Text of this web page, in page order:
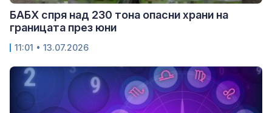
БАБХ спря над 230 тона опасни храни на
границата през юни
11:01 • 13.07.2026